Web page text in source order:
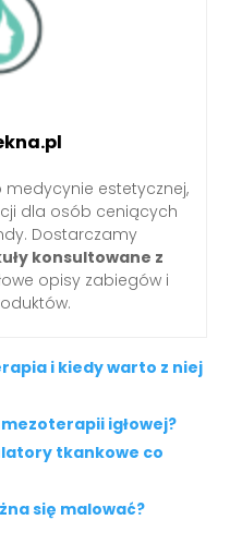
medycynie estetycznej,
dla osób ceniących
Dostarczamy
konsultowane z
opisy zabiegów i
i kiedy warto z niej
igłowej?
tkankowe co
się malować?